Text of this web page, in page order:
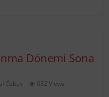
Dönemi Sona
Özbey 632 Views